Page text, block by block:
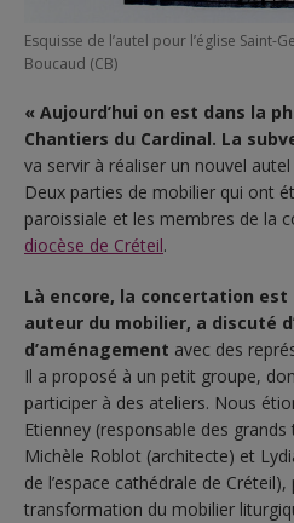
Esquisse de l’autel pour l’église Saint-
Boucaud (CB)
« Aujourd’hui on est dans la
Chantiers du Cardinal. La
va servir à réaliser un nouvel
Deux parties de mobilier qui ont
paroissiale et les membres de la
diocèse de Créteil.
Là encore, la concertation est
auteur du mobilier, a discuté
d’aménagement avec des
Il a proposé à un petit groupe,
participer à des ateliers. Nous
Etienney (responsable des
Michèle Roblot (architecte) et
de l’espace cathédrale de
transformation du mobilier